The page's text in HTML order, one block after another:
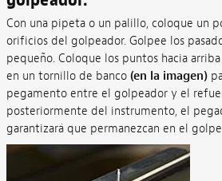
Con una pipeta o un palillo, coloque un
orificios del golpeador. Golpee los
pequeño. Coloque los puntos hacia
en un tornillo de banco (en la imagen)
pegamento entre el golpeador y el
posteriormente del instrumento, el
garantizará que permanezcan en el